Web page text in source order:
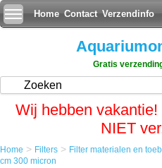
Home Contact Verzendinfo
Gratis
Wij hebben
NIET
Home
Home > Filters > Filter materialen en
cm 300 micron